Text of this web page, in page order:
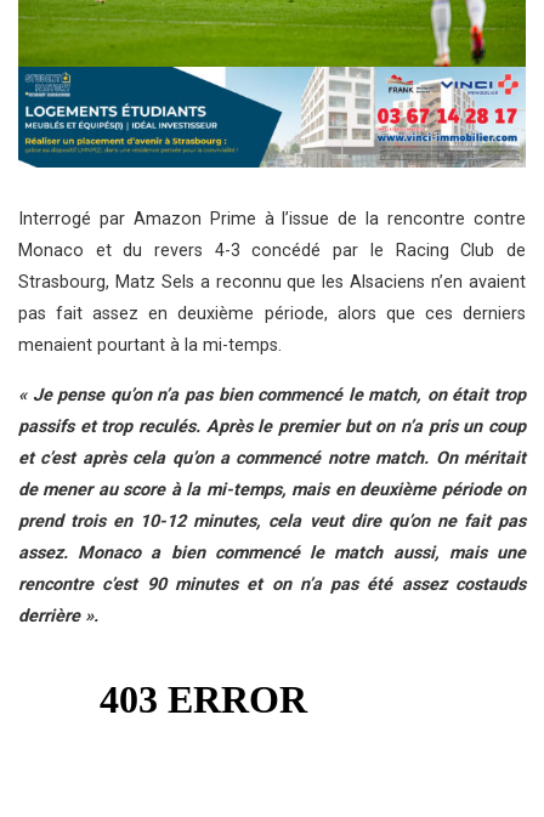
Interrogé par Amazon Prime à l’issue de la rencontre contre
Monaco et du revers 4-3 concédé par le Racing Club de
Strasbourg, Matz Sels a reconnu que les Alsaciens n’en avaient
pas fait assez en deuxième période, alors que ces derniers
menaient pourtant à la mi-temps.
« Je pense qu’on n’a pas bien commencé le match, on était trop
passifs et trop reculés. Après le premier but on n’a pris un coup
et c’est après cela qu’on a commencé notre match. On méritait
de mener au score à la mi-temps, mais en deuxième période on
prend trois en 10-12 minutes, cela veut dire qu’on ne fait pas
assez. Monaco a bien commencé le match aussi, mais une
rencontre c’est 90 minutes et on n’a pas été assez costauds
derrière ».